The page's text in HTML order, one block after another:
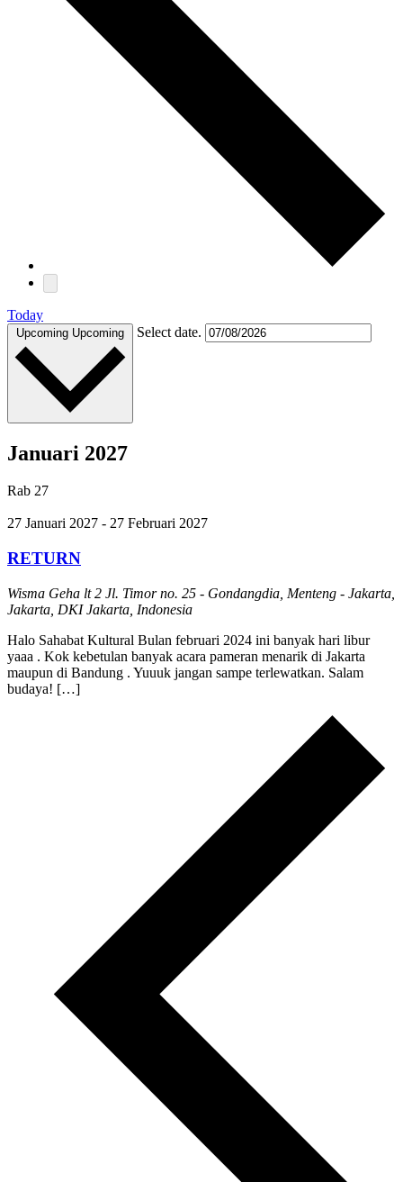
Today
Upcoming Upcoming Select date.
Januari 2027
Rab 27
27 Januari 2027 - 27 Februari 2027
RETURN
Wisma Geha lt 2 Jl. Timor no. 25 - Gondangdia, Menteng - Jakarta,
Jakarta, DKI Jakarta, Indonesia
Halo Sahabat Kultural Bulan februari 2024 ini banyak hari libur
yaaa . Kok kebetulan banyak acara pameran menarik di Jakarta
maupun di Bandung . Yuuuk jangan sampe terlewatkan. Salam
budaya! […]